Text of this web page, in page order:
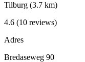
Tilburg (3.7 km)
4.6 (10 reviews)
Adres
Bredaseweg 90